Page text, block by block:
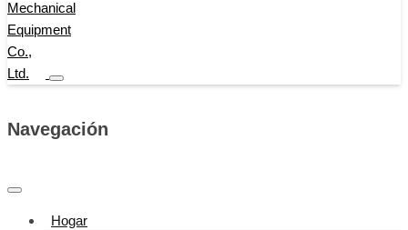
Navegación
Hogar